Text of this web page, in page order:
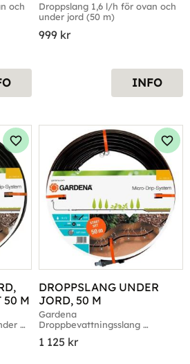
och
Droppslang 1,6 l/h för ovan och
under jord (50 m)
999 kr
INFO
50 M
Lägg till i favoriter
DROPPSLANG UNDER
JORD, 50 M
Gardena
Droppbevattningsslang
1 125 kr